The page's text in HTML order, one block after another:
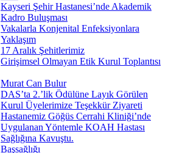
Kayseri Şehir Hastanesi’nde Akademik
Kadro Buluşması
Vakalarla Konjenital Enfeksiyonlara
Yaklaşım
17 Aralık Şehitlerimiz
Girişimsel Olmayan Etik Kurul Toplantısı
Murat Can Bulur
DAS’ta 2.’lik Ödülüne Layık Görülen
Kurul Üyelerimize Teşekkür Ziyareti
Hastanemiz Göğüs Cerrahi Kliniği’nde
Uygulanan Yöntemle KOAH Hastası
Sağlığına Kavuştu.
Başsağlığı